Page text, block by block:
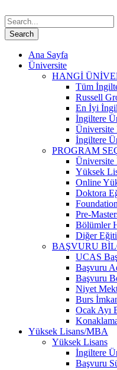
Ana Sayfa
Üniversite
HANGİ
Tüm
Russell
En İyi
İngiltere
Üniversite
İngiltere
PROGRAM
Üniversite
Yüksek
Online
Doktora
Pre-
Bölümler
Diğer
BAŞVURU
UCAS
Başvuru
Başvuru
Niyet
Burs
Ocak Ayı
Yüksek Lisans/MBA
Yüksek Lisans
İngiltere
Başvuru